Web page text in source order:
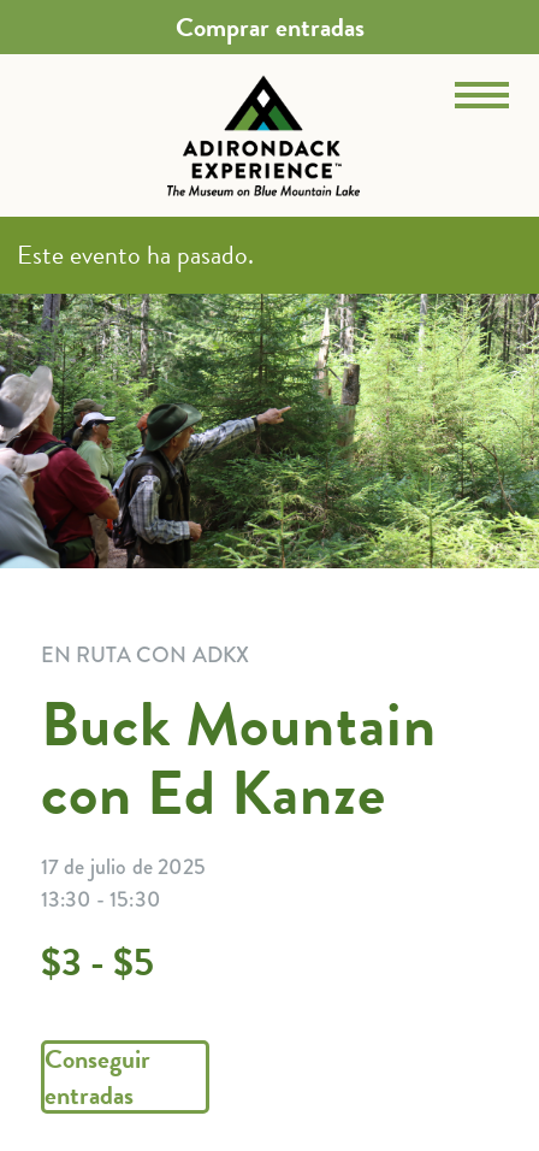
Comprar entradas
Este evento ha pasado.
EN RUTA CON ADKX
Buck Mountain
con Ed Kanze
17 de julio de 2025
13:30 - 15:30
$3 - $5
Conseguir
entradas